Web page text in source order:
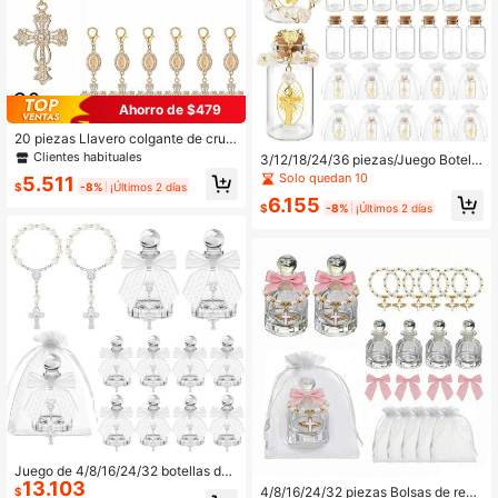
Ahorro de $479
20 piezas Llavero colgante de cruz
con perlas doradas y strass, colgant
uado para bautizo, primera comunió
Clientes habituales
$5.511 -8% ¡Últimos 2 días
Juego de 4/8/16/24/32 botellas de
agua bendita, incluye botellas de vi
$13.103
3/12/18/24/36 piezas/Juego Botella
s de Agua Bendita para con Cruz de
Cuentas de Rosa y Bolsa de Organz
a Transparente, Adecuado para en l
Solo quedan 10
$6.155 -8% ¡Últimos 2 días
4/8/16/24/32 piezas Bolsas de rega